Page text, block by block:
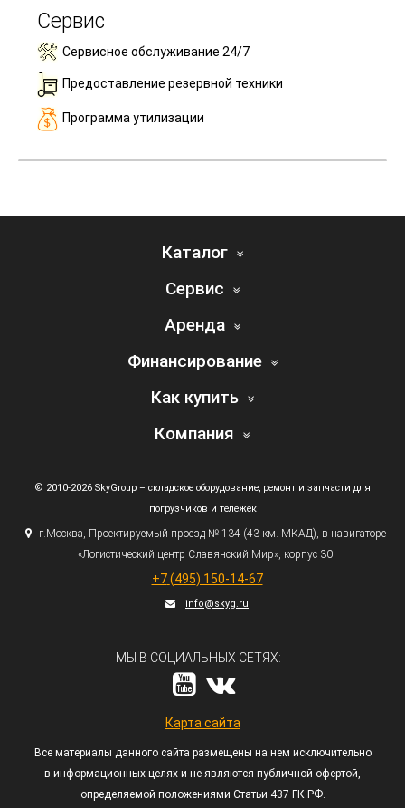
Сервис
Сервисное обслуживание 24/7
Предоставление резервной техники
Программа утилизации
Каталог
Сервис
Аренда
Финансирование
Как купить
Компания
© 2010-2026 SkyGroup – складское оборудование, ремонт и запчасти для
погрузчиков и тележек
г.Москва, Проектируемый проезд № 134 (43км. МКАД), в навигаторе
«Логистический центр Славянский Мир», корпус 30
+7 (495) 150-14-67
info@skyg.ru
МЫ В СОЦИАЛЬНЫХ СЕТЯХ:
Карта сайта
Все материалы данного сайта размещены на нем исключительно
в информационных целях и не являются публичной офертой,
определяемой положениями Статьи 437 ГК РФ.